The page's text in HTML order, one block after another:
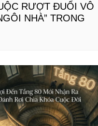
RƯỢT ĐUỔI VÔ
NHÀ” TRONG